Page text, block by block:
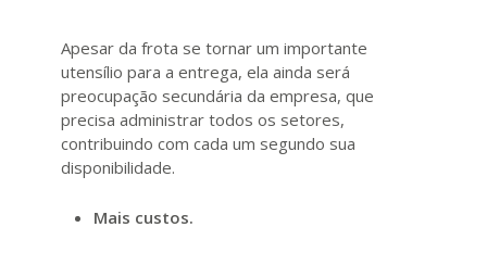
Apesar da frota se tornar um importante
utensílio para a entrega, ela ainda será
preocupação secundária da empresa, que
precisa administrar todos os setores,
contribuindo com cada um segundo sua
disponibilidade.
Mais custos.